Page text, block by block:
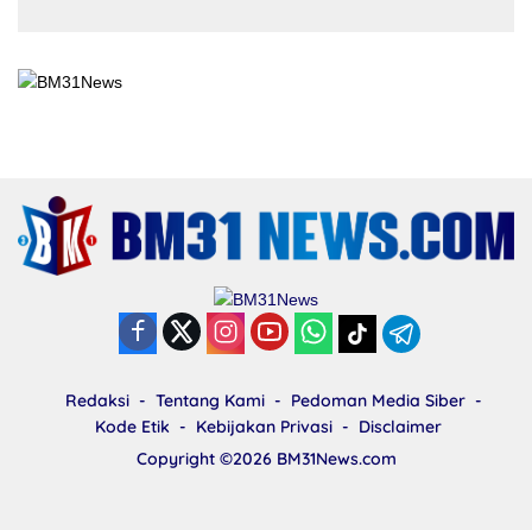
Redaksi Tentang Kami
Pedoman Media Siber
Kode Etik
Kebijakan Privasi
Disclaimer
Copyright ©2026 BM31News.com